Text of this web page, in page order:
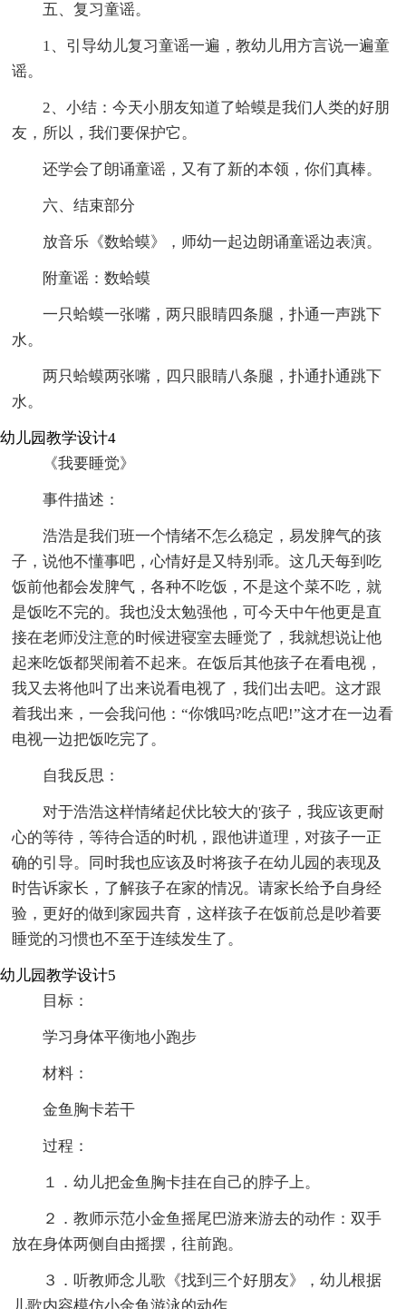
五、复习童谣。
1、引导幼儿复习童谣一遍，教幼儿用方言说一遍童
谣。
2、小结：今天小朋友知道了蛤蟆是我们人类的好朋
友，所以，我们要保护它。
还学会了朗诵童谣，又有了新的本领，你们真棒。
六、结束部分
放音乐《数蛤蟆》，师幼一起边朗诵童谣边表演。
附童谣：数蛤蟆
一只蛤蟆一张嘴，两只眼睛四条腿，扑通一声跳下
水。
两只蛤蟆两张嘴，四只眼睛八条腿，扑通扑通跳下
水。
幼儿园教学设计4
《我要睡觉》
事件描述：
浩浩是我们班一个情绪不怎么稳定，易发脾气的孩
子，说他不懂事吧，心情好是又特别乖。这几天每到吃
饭前他都会发脾气，各种不吃饭，不是这个菜不吃，就
是饭吃不完的。我也没太勉强他，可今天中午他更是直
接在老师没注意的时候进寝室去睡觉了，我就想说让他
起来吃饭都哭闹着不起来。在饭后其他孩子在看电视，
我又去将他叫了出来说看电视了，我们出去吧。这才跟
着我出来，一会我问他：“你饿吗?吃点吧!”这才在一边看
电视一边把饭吃完了。
自我反思：
对于浩浩这样情绪起伏比较大的'孩子，我应该更耐
心的等待，等待合适的时机，跟他讲道理，对孩子一正
确的引导。同时我也应该及时将孩子在幼儿园的表现及
时告诉家长，了解孩子在家的情况。请家长给予自身经
验，更好的做到家园共育，这样孩子在饭前总是吵着要
睡觉的习惯也不至于连续发生了。
幼儿园教学设计5
目标：
学习身体平衡地小跑步
材料：
金鱼胸卡若干
过程：
１．幼儿把金鱼胸卡挂在自己的脖子上。
２．教师示范小金鱼摇尾巴游来游去的动作：双手
放在身体两侧自由摇摆，往前跑。
３．听教师念儿歌《找到三个好朋友》，幼儿根据